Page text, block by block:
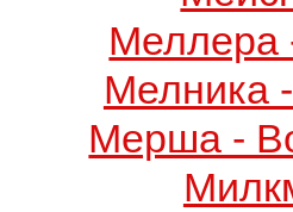
Меллера
Мелника
Мерша -